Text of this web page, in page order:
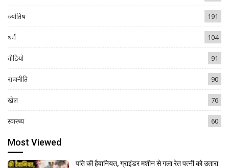
ज्योतिष 191
धर्म 104
वीडियो 91
राजनीति 90
खेल 76
स्वास्थ्य 60
Most Viewed
पति की हैवानियत, ग्राइंडर मशीन से गला रेत पत्नी को उतारा